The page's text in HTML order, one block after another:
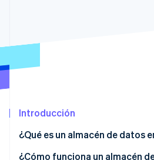
Atlas
Verificación de identidad en línea
Introducción
¿Qué es un almacén de datos
¿Cómo funciona un almacén